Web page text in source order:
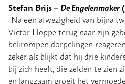
Stefan Brijs – De Engelenmaker
“Na een afwezigheid van bijna
Victor Hoppe terug naar zijn
bekrompen dorpelingen
zeker als blijkt dat hij drie
bij zich heeft, die zelden te zien
en langzaam groeit het